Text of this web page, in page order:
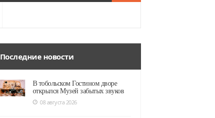
Последние новости
В тобольском Гостином дворе
открылся Музей забытых звуков
08 августа 2026